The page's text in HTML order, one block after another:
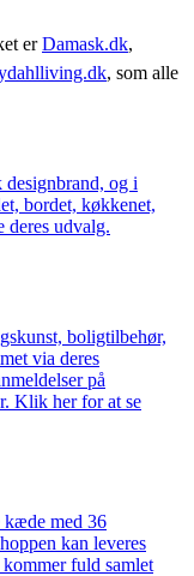
erDamask.dk,
, som alle
designbrand, og i
bordet, køkkenet,
deres udvalg.
boligtilbehør,
via deres
på
Klik her for at se
med 36
kan leveres
fuld samlet